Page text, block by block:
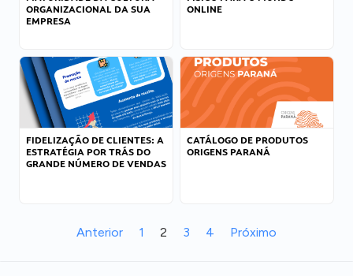
ORGANIZACIONAL DA SUA
EMPRESA
ONLINE
FIDELIZAÇÃO DE CLIENTES: A
ESTRATÉGIA POR TRÁS DO
GRANDE NÚMERO DE VENDAS
CATÁLOGO DE PRODUTOS
ORIGENS PARANÁ
Anterior 1 2 3 4 Próximo